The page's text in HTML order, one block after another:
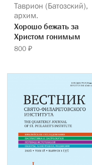
Таврион (Батозский),
архим.
Хорошо бежать за
Христом гонимым
800 ₽